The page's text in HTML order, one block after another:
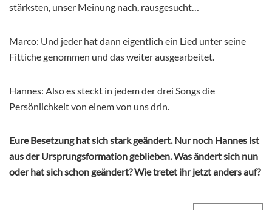
stärksten, unser Meinung nach, rausgesucht…
Marco: Und jeder hat dann eigentlich ein Lied unter seine
Fittiche genommen und das weiter ausgearbeitet.
Hannes: Also es steckt in jedem der drei Songs die
Persönlichkeit von einem von uns drin.
Eure Besetzung hat sich stark geändert. Nur noch Hannes ist
aus der Ursprungsformation geblieben. Was ändert sich nun
oder hat sich schon geändert? Wie tretet ihr jetzt anders auf?